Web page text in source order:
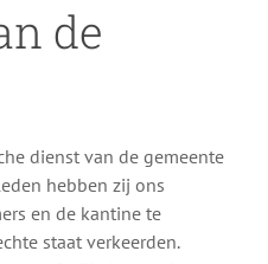
de
dienst van de gemeente
hebben zij ons
en de kantine te
staat verkeerden.